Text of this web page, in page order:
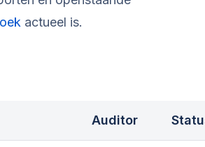
actueel is.
Auditor